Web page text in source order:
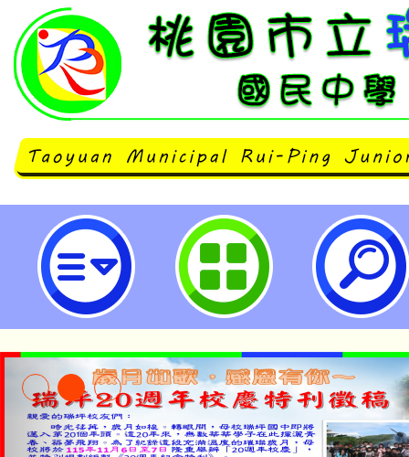
轉知有關本市公立學校代理代課教
師、教學支援人員、臨時人員(以
校連續服務滿6個月以上)及未滿40
員之健康檢查補助費用案，自即日
明-桃園市立瑞坪國民中學